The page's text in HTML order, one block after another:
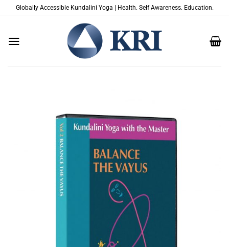
SaltaGlobally Accessible Kundalini Yoga | Health. Self Awareness. Education.